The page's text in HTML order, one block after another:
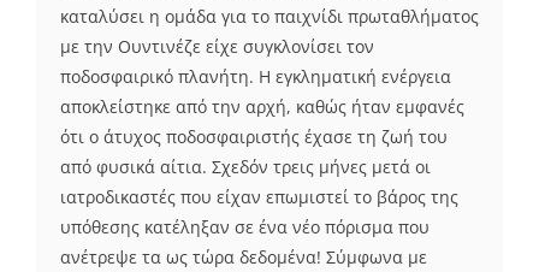
καταλύσει η ομάδα για το παιχνίδι πρωταθλήματος
με την Ουντινέζε είχε συγκλονίσει τον
ποδοσφαιρικό πλανήτη. Η εγκληματική ενέργεια
αποκλείστηκε από την αρχή, καθώς ήταν εμφανές
ότι ο άτυχος ποδοσφαιριστής έχασε τη ζωή του
από φυσικά αίτια. Σχεδόν τρεις μήνες μετά οι
ιατροδικαστές που είχαν επωμιστεί το βάρος της
υπόθεσης κατέληξαν σε ένα νέο πόρισμα που
ανέτρεψε τα ως τώρα δεδομένα! Σύμφωνα με